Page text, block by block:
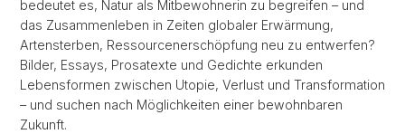
bedeutet es, Natur als Mitbewohnerin zu begreifen – und
das Zusammenleben in Zeiten globaler Erwärmung,
Artensterben, Ressourcenerschöpfung neu zu entwerfen?
Bilder, Essays, Prosatexte und Gedichte erkunden
Lebensformen zwischen Utopie, Verlust und Transformation
– und suchen nach Möglichkeiten einer bewohnbaren
Zukunft.